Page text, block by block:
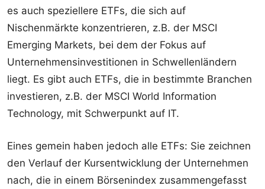
es auch speziellere ETFs, die sich auf
Nischenmärkte konzentrieren, z.B. der MSCI
Emerging Markets, bei dem der Fokus auf
Unternehmensinvestitionen in Schwellenländern
liegt. Es gibt auch ETFs, die in bestimmte Branchen
investieren, z.B. der MSCI World Information
Technology, mit Schwerpunkt auf IT.
Eines gemein haben jedoch alle ETFs: Sie zeichnen
den Verlauf der Kursentwicklung der Unternehmen
nach, die in einem Börsenindex zusammengefasst